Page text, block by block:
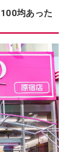
均あった